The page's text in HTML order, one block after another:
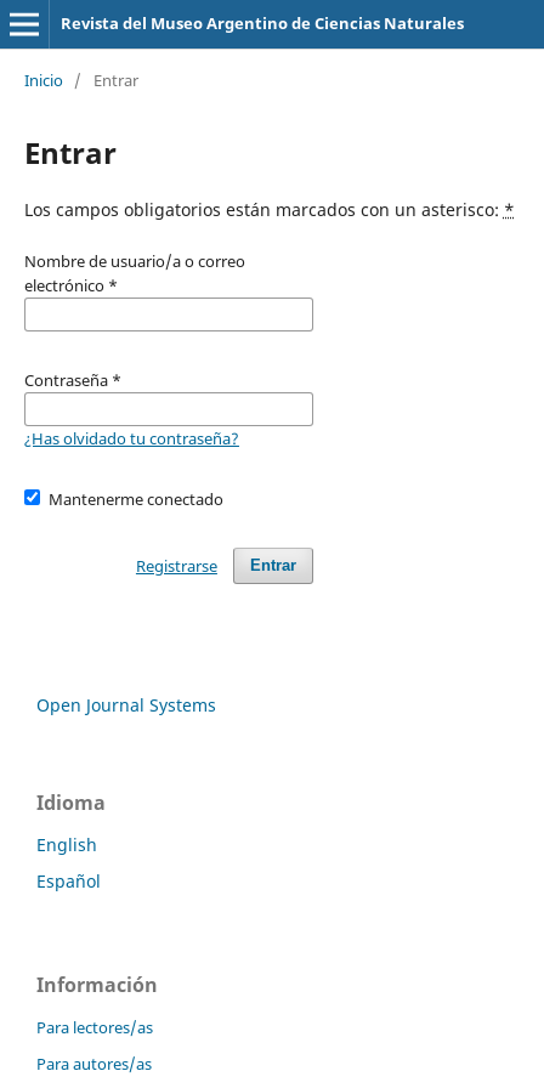
Revista del Museo Argentino de Ciencias Naturales
Inicio / Entrar
Entrar
Los campos obligatorios están marcados con un asterisco: *
Nombre de usuario/a o correo
electrónico *
Contraseña *
¿Has olvidado tu contraseña?
Mantenerme conectado
Entrar
Registrarse
Open Journal Systems
Idioma
English
Español
Información
Para lectores/as
Para autores/as